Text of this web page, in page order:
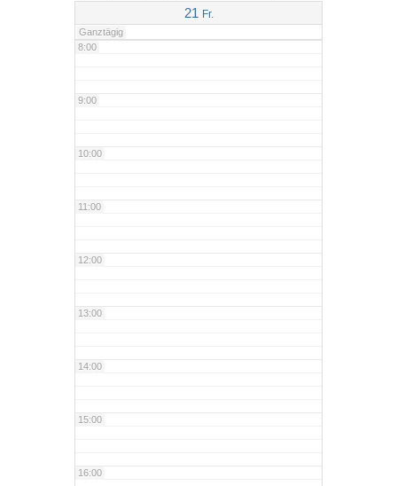
21 Fr.
Ganztägig
8:00
9:00
10:00
11:00
12:00
13:00
14:00
15:00
16:00